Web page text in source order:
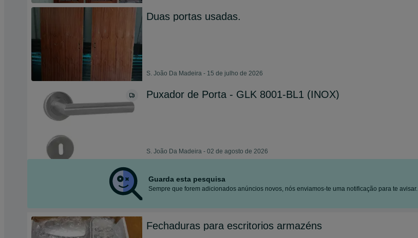
Duas portas usadas.
S. João Da Madeira - 15 de julho de 2026
Puxador de Porta - GLK 8001-BL1 (INOX)
S. João Da Madeira - 02 de agosto de 2026
Guarda esta pesquisa
Sempre que forem adicionados anúncios novos, nós enviamos-te uma notificação para te avisar.
Fechaduras para escritorios armazéns